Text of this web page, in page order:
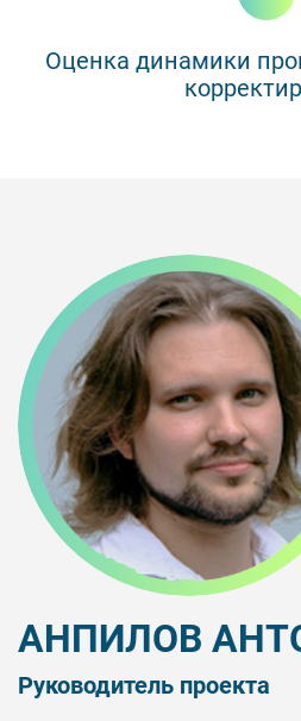
Оценка динамики
АНПИЛОВ
Руководитель проекта